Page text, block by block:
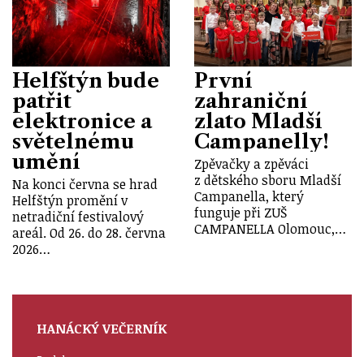
Helfštýn bude
patřit
elektronice a
světelnému
umění
Na konci června se hrad
Helfštýn promění v
netradiční festivalový
areál. Od 26. do 28. června
2026…
První
zahraniční
zlato Mladší
Campanelly!
Zpěvačky a zpěváci
z dětského sboru Mladší
Campanella, který
funguje při ZUŠ
CAMPANELLA Olomouc,…
HANÁCKÝ VEČERNÍK